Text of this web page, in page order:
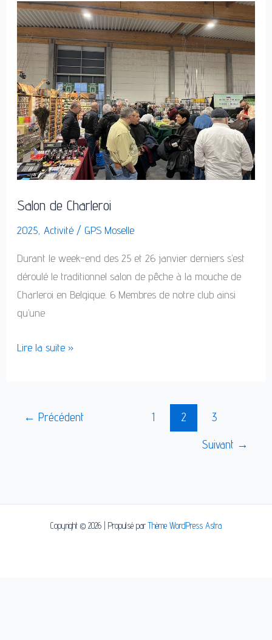
Salon de Charleroi
2025 ,Activité / GPS Moselle
Durant le week-end des 25 et 26 janvier derniers s’est
déroulé le traditionnel salon de pêche à la mouche de
Charleroi en Belgique. 6 Membres de notre club ainsi
qu’une
Salon
de
Charleroi
Lire la suite »
← Précédent 1 2
3
Suivant →
Copyright © 2026 | Propulsé parThème WordPress Astra